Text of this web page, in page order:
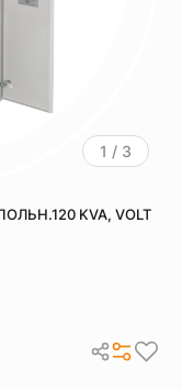
1 / 3
KVA, VOLT